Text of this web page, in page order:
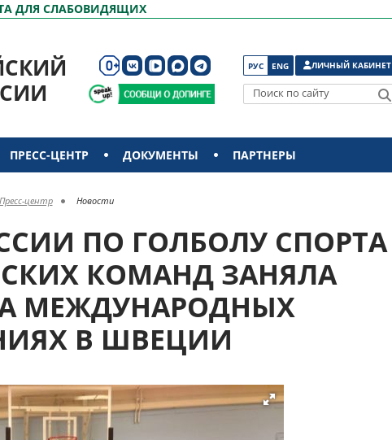
ДЛЯ СЛАБОВИДЯЩИХ
РУС ENG ЛИЧНЫЙ КАБИНЕТ
Поиск по сайту
ПРЕСС-ЦЕНТР ДОКУМЕНТЫ ПАРТНЕРЫ
Пресс-центр Новости
ПО ГОЛБОЛУ СПОРТА
КОМАНД ЗАНЯЛА
МЕЖДУНАРОДНЫХ
В ШВЕЦИИ